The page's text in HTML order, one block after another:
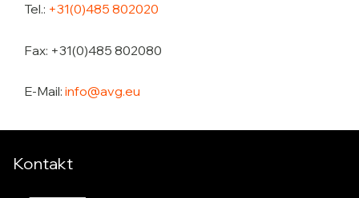
Tel.: +31(0)485 802020
Fax: +31(0)485 802080
E-Mail: info@avg.eu
Kontakt